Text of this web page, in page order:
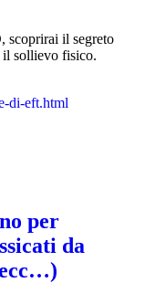
scoprirai il segreto
il sollievo fisico.
di-eft.html
per
da